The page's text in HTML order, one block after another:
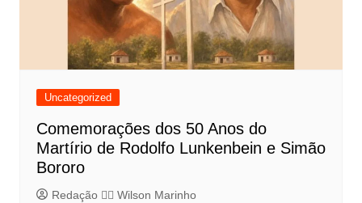
Uncategorized
Comemorações dos 50 Anos do
Martírio de Rodolfo Lunkenbein e Simão
Bororo
Redação 👨‍⚖️​ Wilson Marinho